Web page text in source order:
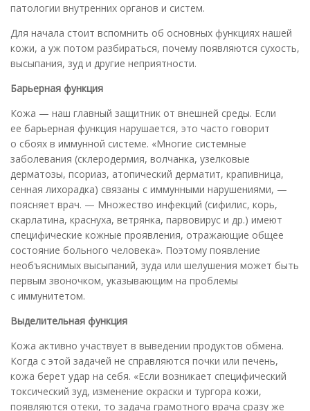
патологии внутренних органов и систем.
Для начала стоит вспомнить об основных функциях нашей
кожи, а уж потом разбираться, почему появляются сухость,
высыпания, зуд и другие неприятности.
Барьерная функция
Кожа — наш главный защитник от внешней среды. Если
ее барьерная функция нарушается, это часто говорит
о сбоях в иммунной системе. «Многие системные
заболевания (склеродермия, волчанка, узелковые
дерматозы, псориаз, атопический дерматит, крапивница,
сенная лихорадка) связаны с иммунными нарушениями, —
поясняет врач. — Множество инфекций (сифилис, корь,
скарлатина, краснуха, ветрянка, парвовирус и др.) имеют
специфические кожные проявления, отражающие общее
состояние больного человека». Поэтому появление
необъяснимых высыпаний, зуда или шелушения может быть
первым звоночком, указывающим на проблемы
с иммунитетом.
Выделительная функция
Кожа активно участвует в выведении продуктов обмена.
Когда с этой задачей не справляются почки или печень,
кожа берет удар на себя. «Если возникает специфический
токсический зуд, изменение окраски и тургора кожи,
появляются отеки, то задача грамотного врача сразу же